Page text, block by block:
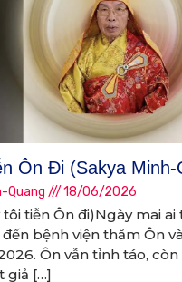
Ôn Đi (Sakya Minh-
Quang 18/06/2026
tiễn Ôn đi)Ngày mai ai
bệnh viện thăm Ôn
Ôn vẫn tỉnh táo,
giả […]